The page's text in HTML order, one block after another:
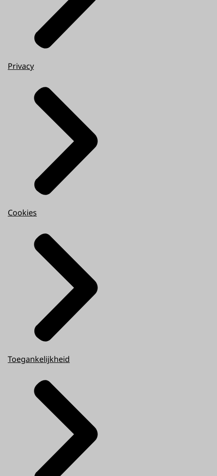
Privacy
Cookies
Toegankelijkheid